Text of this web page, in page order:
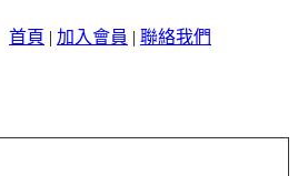
首頁 | 加入會員 | 聯絡我們